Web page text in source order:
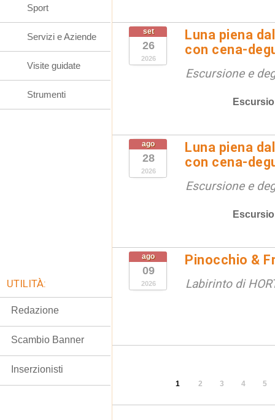
set
26
2026
Luna piena
con cena-
Escursione e
ago
28
2026
Luna piena
con cena-
Escursione e
ago
09
2026
Pinocchio &
Labirinto di
1 2 3 4 5
Sport
Servizi e Aziende
Visite guidate
Strumenti
UTILITÀ:
Redazione
Scambio Banner
Inserzionisti